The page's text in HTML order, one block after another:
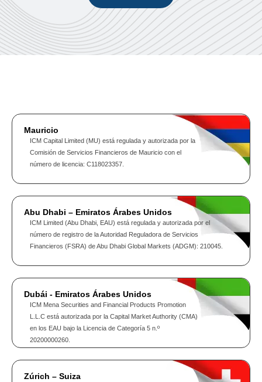
Mauricio
ICM Capital Limited (MU) está regulada y autorizada por la
Comisión de Servicios Financieros de Mauricio con el
número de licencia: C118023357.
Abu Dhabi – Emiratos Árabes Unidos
ICM Limited (Abu Dhabi, EAU) está regulada y autorizada por el
número de registro de la Autoridad Reguladora de Servicios
Financieros (FSRA) de Abu Dhabi Global Markets (ADGM): 210045.
Dubái - Emiratos Árabes Unidos
ICM Mena Securities and Financial Products Promotion
L.L.C está autorizada por la Capital Market Authority (CMA)
en los EAU bajo la Licencia de Categoría 5 n.º
20200000260.
Zúrich – Suiza